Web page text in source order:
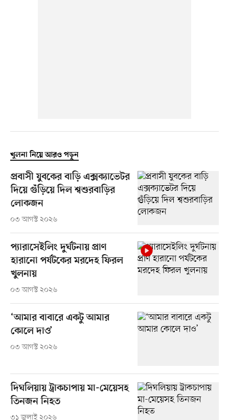
খুলনা নিয়ে আরও পড়ুন
প্রবাসী যুবকের বাড়ি এক্সক্যাভেটর
দিয়ে গুঁড়িয়ে দিল শ্বশুরবাড়ির
লোকজন
০৩ আগস্ট ২০২৬
প্যারাসেইলিং দুর্ঘটনায় প্রাণ
হারানো পর্যটকের মরদেহ ফিরল
খুলনায়
০৩ আগস্ট ২০২৬
‘আমার বাবারে একটু আমার
কোলে দাও’
০৩ আগস্ট ২০২৬
দিঘলিয়ায় ট্রাকচাপায় মা-মেয়েসহ
তিনজন নিহত
৩১ জুলাই ২০২৬